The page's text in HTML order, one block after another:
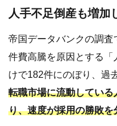
人手不足倒産も増加
帝国データバンクの調査
件費高騰を原因とする
けで182件にのぼり、過
転職市場に流動してい
り、速度が採用の勝敗を